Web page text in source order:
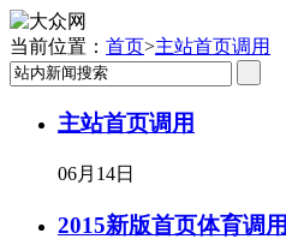
当前位置： 首页>主站首页调用
主站首页调用
06月14日
2015新版首页体育调用